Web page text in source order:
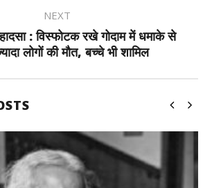
NEXT
हादसा : विस्फोटक रखे गोदाम में धमाके से
लोगों की मौत, बच्‍चे भी शाम‍िल